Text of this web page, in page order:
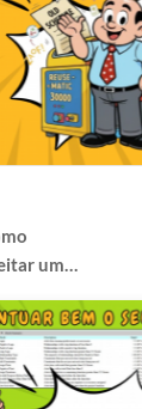
um
P6